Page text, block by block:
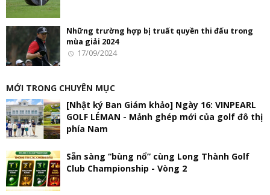
Những trường hợp bị truất quyền thi đấu trong
mùa giải 2024
17/09/2024
MỚI TRONG CHUYÊN MỤC
[Nhật ký Ban Giám khảo] Ngày 16: VINPEARL
GOLF LÉMAN - Mảnh ghép mới của golf đô thị
phía Nam
Sẵn sàng “bùng nổ” cùng Long Thành Golf
Club Championship - Vòng 2